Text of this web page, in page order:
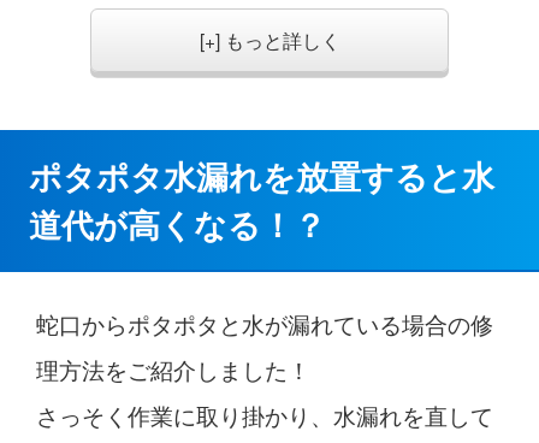
[+] もっと詳しく
ポタポタ水漏れを放置すると水
道代が高くなる！？
蛇口からポタポタと水が漏れている場合の修
理方法をご紹介しました！
さっそく作業に取り掛かり、水漏れを直して